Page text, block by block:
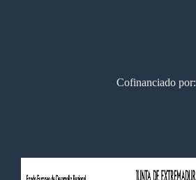
Cofinanciado por: